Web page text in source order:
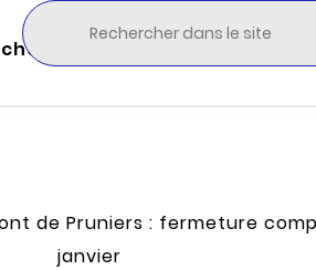
de Pruniers : fermeture
janvier